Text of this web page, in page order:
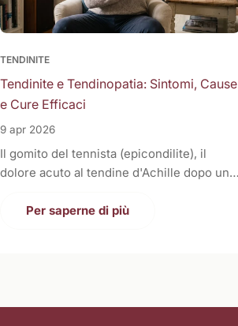
TENDINITE
Tendinite e Tendinopatia: Sintomi, Cause
e Cure Efficaci
9 apr 2026
Il gomito del tennista (epicondilite), il
dolore acuto al tendine d'Achille dopo una
braccio, o il fastidioso dolore al ginocchio
propri "tiranti" del nostro corpo. Quando
Per saperne di più